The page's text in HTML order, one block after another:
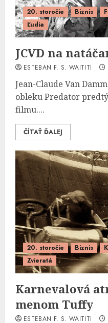
20. storočie Biznis
Ľudia
JCVD na
ESTEBAN F. S. WAITITI
Jean-Claude Van
obleku Predator
filmu....
ČÍTAŤ ĎALEJ
20. storočie Biznis
Zvieratá
Karnevalová
menom Tuffy
ESTEBAN F. S. WAITITI